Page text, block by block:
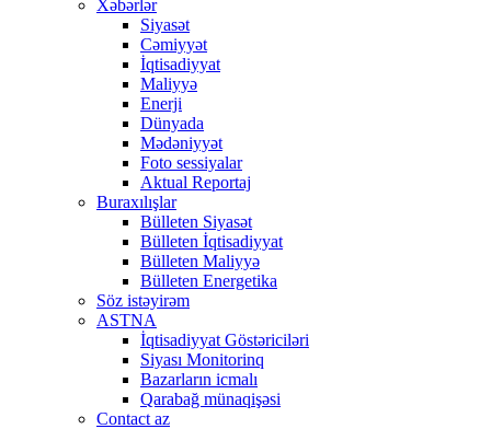
Xəbərlər
Siyasət
Cəmiyyət
İqtisadiyyat
Maliyyə
Enerji
Dünyada
Mədəniyyət
Foto sessiyalar
Aktual Reportaj
Buraxılışlar
Bülleten Siyasət
Bülleten İqtisadiyyat
Bülleten Maliyyə
Bülleten Energetika
Söz istəyirəm
ASTNA
İqtisadiyyat Göstəriciləri
Siyası Monitorinq
Bazarların icmalı
Qarabağ münaqişəsi
Contact az